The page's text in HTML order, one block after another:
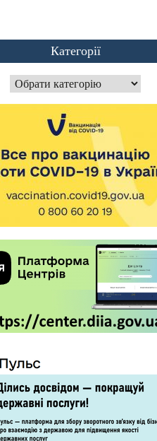
Категорії
Категорії